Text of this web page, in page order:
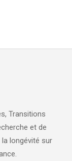
Transitions
et de
longévité sur